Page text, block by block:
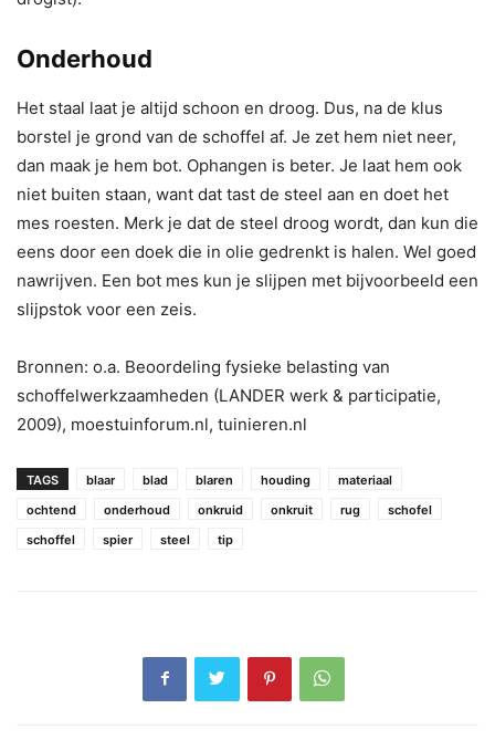
Onderhoud
Het staal laat je altijd schoon en droog. Dus, na de klus
borstel je grond van de schoffel af. Je zet hem niet neer,
dan maak je hem bot. Ophangen is beter. Je laat hem ook
niet buiten staan, want dat tast de steel aan en doet het
mes roesten. Merk je dat de steel droog wordt, dan kun die
eens door een doek die in olie gedrenkt is halen. Wel goed
nawrijven. Een bot mes kun je slijpen met bijvoorbeeld een
slijpstok voor een zeis.
Bronnen: o.a. Beoordeling fysieke belasting van
schoffelwerkzaamheden (LANDER werk & participatie,
2009), moestuinforum.nl, tuinieren.nl
TAGS blaar blad blaren houding
materiaal
ochtend
onderhoud onkruid onkruit rug
schofel
schoffel
spier steel tip